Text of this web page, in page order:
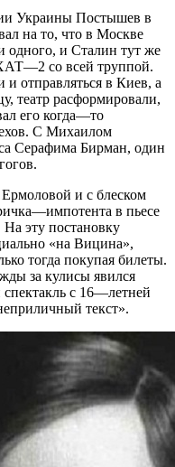
Украины Постышев в
на то, что в Москве
и Сталин тут же
со всей труппой.
отправляться в Киев, а
театр расформировали,
его когда—то
С Михаилом
Серафима Бирман, один
и с блеском
в пьесе
эту постановку
«на Вицина»,
тогда покупая билеты.
за кулисы явился
с 16—летней
текст».